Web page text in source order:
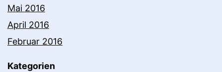
Mai 2016
April 2016
Februar 2016
Kategorien